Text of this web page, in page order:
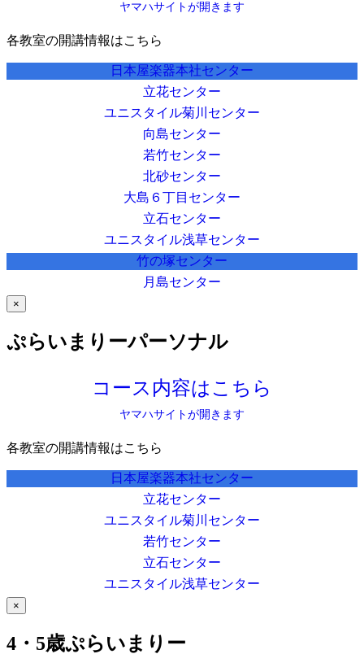
ヤマハサイトが開きます
各教室の開講情報はこちら
日本屋楽器本社センター
立花センター
ユニスタイル菊川センター
向島センター
若竹センター
北砂センター
大島６丁目センター
立石センター
ユニスタイル浅草センター
竹の塚センター
月島センター
×
ぷらいまりーパーソナル
コース内容はこちら
ヤマハサイトが開きます
各教室の開講情報はこちら
日本屋楽器本社センター
立花センター
ユニスタイル菊川センター
若竹センター
立石センター
ユニスタイル浅草センター
×
4・5歳ぷらいまりー